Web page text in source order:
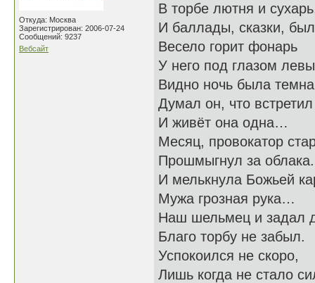
Откуда: Москва
Зарегистрирован: 2006-07-24
Сообщений: 9237
Вебсайт
В торбе лютня и
И баллады, сказки,
Весело горит фонарь
У него под глазом
Видно ночь была
Думал он, что
И живёт она одна…
Месяц, провокатор
Прошмыгнул за облака.
И мелькнула Божьей
Мужа грозная рука…
Наш шельмец и задал
Благо торбу не забыл.
Успокоился не скоро,
Лишь когда не стало